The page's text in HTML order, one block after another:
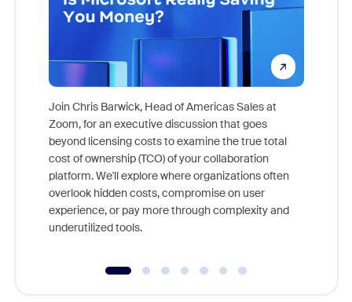
Join Chris Barwick, Head of Americas Sales at
Zoom, for an executive discussion that goes
beyond licensing costs to examine the true total
cost of ownership (TCO) of your collaboration
platform. We'll explore where organizations often
overlook hidden costs, compromise on user
experience, or pay more through complexity and
underutilized tools.